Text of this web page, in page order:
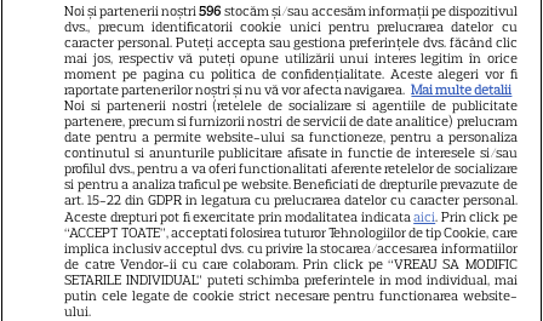
3
Marvel are un nou Black
Panther. David Jonsson preia
moștenirea lui Chadwick
Boseman
7
VEDETE STRĂINE
Ryan Gosling este noul Ghost
Rider din Universul Marvel.
Anunțul făcut la Comic-Con i-
a entuziasmat pe fani
Noi și partenerii noștri596 stocăm și/sau accesăm informații pe dispozitivul
dvs., precum identificatorii cookie unici pentru prelucrarea datelor cu
caracter personal. Puteți accepta sau gestiona preferințele dvs. făcând clic
mai jos, respectiv vă puteți opune utilizării unui interes legitim în orice
moment pe pagina cu politica de confidențialitate. Aceste alegeri vor fi
raportate partenerilor noștri și nu vă vor afecta navigarea. Mai multe detalii
Noi si partenerii nostri (retelele de socializare si agentiile de publicitate
partenere, precum si furnizorii nostri de servicii de date analitice) prelucram
date pentru a permite website-ului sa functioneze, pentru a personaliza
continutul si anunturile publicitare afisate in functie de interesele si/sau
profilul dvs., pentru a va oferi functionalitati aferente retelelor de socializare
si pentru a analiza traficul pe website. Beneficiati de drepturile prevazute de
art. 15-22 din GDPR in legatura cu prelucrarea datelor cu caracter personal.
Aceste drepturi pot fi exercitate prin modalitatea indicataaici. Prin click pe
“ACCEPT TOATE”, acceptati folosirea tuturor Tehnologiilor de tip Cookie, care
implica inclusiv acceptul dvs. cu privire la stocarea/accesarea informatiilor
de catre Vendor-ii cu care colaboram. Prin click pe “VREAU SA MODIFIC
SETARILE INDIVIDUAL” puteti schimba preferintele in mod individual, mai
putin cele legate de cookie strict necesare pentru functionarea website-
ului.